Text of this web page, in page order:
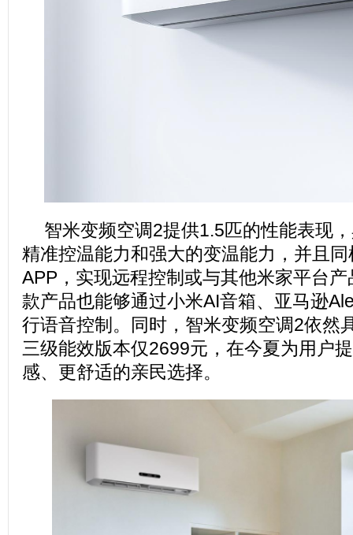
智米变频空调2提供1.5匹的性能表现
精准控温能力和强大的变温能力，并且
APP，实现远程控制或与其他米家平台
款产品也能够通过小米AI音箱、亚马逊
行语音控制。同时，智米变频空调2依然
三级能效版本仅2699元，在今夏为用户
感、更舒适的亲民选择。